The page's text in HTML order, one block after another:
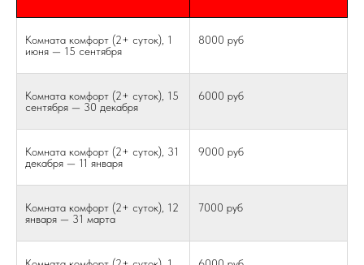
Комната комфорт (2+ суток), 1
июня — 15 сентября
8000 руб
Комната комфорт (2+ суток), 15
сентября — 30 декабря
6000 руб
Комната комфорт (2+ суток), 31
декабря — 11 января
9000 руб
Комната комфорт (2+ суток), 12
января — 31 марта
7000 руб